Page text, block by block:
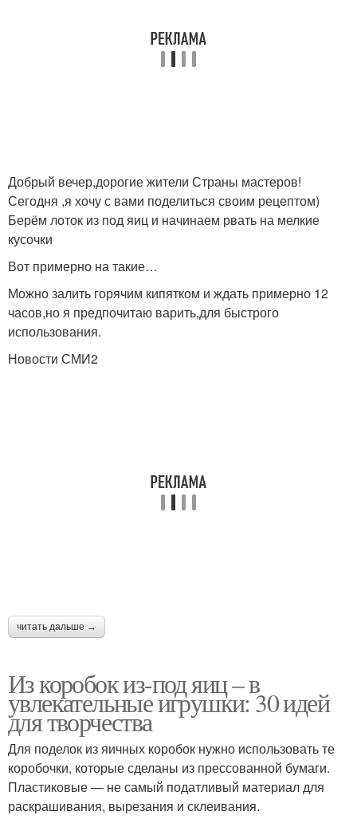
Добрый вечер,дорогие жители Страны мастеров!
Сегодня ,я хочу с вами поделиться своим рецептом)
Берём лоток из под яиц и начинаем рвать на мелкие
кусочки
Вот примерно на такие…
Можно залить горячим кипятком и ждать примерно 12
часов,но я предпочитаю варить,для быстрого
использования.
Новости СМИ2
читать дальше →
Из коробок из-под яиц – в
увлекательные игрушки: 30 идей
для творчества
Для поделок из яичных коробок нужно использовать те
коробочки, которые сделаны из прессованной бумаги.
Пластиковые — не самый податливый материал для
раскрашивания, вырезания и склеивания.